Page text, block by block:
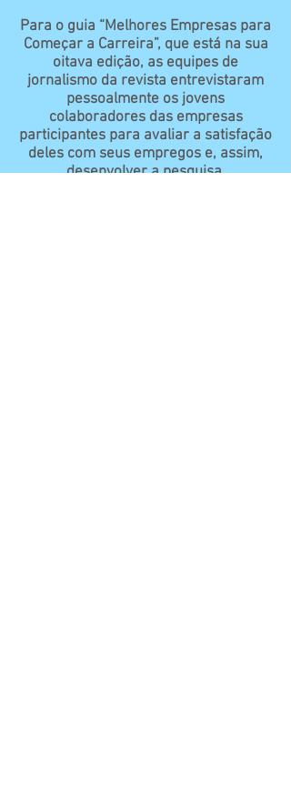
Para o guia “Melhores Empresas para
Começar a Carreira”, que está na sua
oitava edição, as equipes de
jornalismo da revista entrevistaram
pessoalmente os jovens
colaboradores das empresas
participantes para avaliar a satisfação
deles com seus empregos e, assim,
desenvolver a pesquisa.